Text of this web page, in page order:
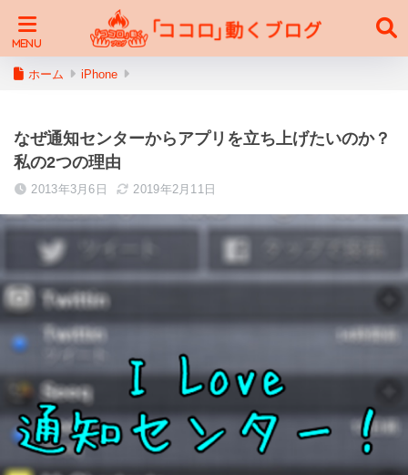
ホーム iPhone
なぜ通知センターからアプリを立ち上げたいのか？
私の2つの理由
2013年3月6日 2019年2月11日